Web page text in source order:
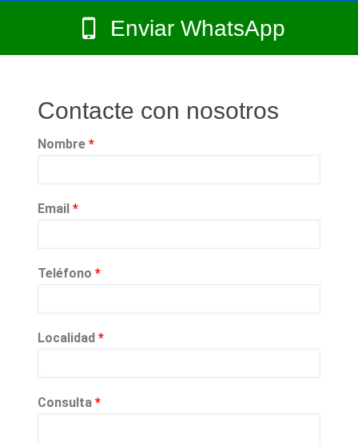
Enviar WhatsApp
Contacte con nosotros
Nombre*
Email*
Teléfono*
Localidad*
Consulta*